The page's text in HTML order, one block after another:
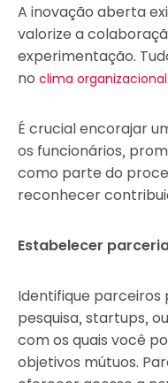
A inovação aberta
valorize a
experimentação.
no clima organizacional
É crucial encorajar
os funcionários,
como parte do
reconhecer
Estabelecer
Identifique parceiros
pesquisa, startups,
com os quais você
objetivos mútuos.